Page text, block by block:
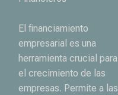
El financiamiento
empresarial es una
herramienta crucial para
el crecimiento de las
empresas. Permite a las